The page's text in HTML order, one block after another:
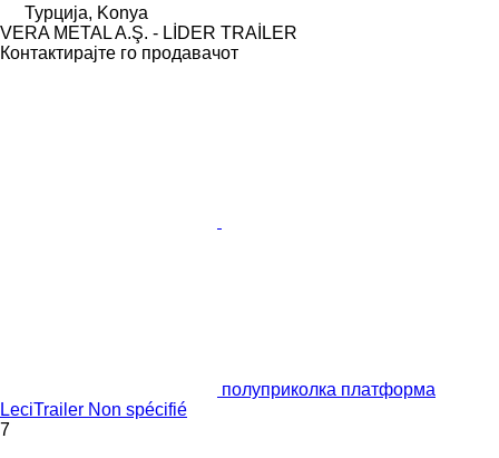
Турција, Konya
VERA METAL A.Ş. - LİDER TRAİLER
Контактирајте го продавачот
полуприколка платформа
LeciTrailer Non spécifié
7